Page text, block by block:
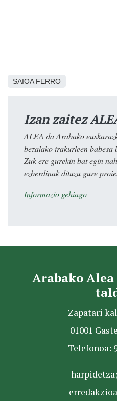
SAIOA FERRO
Izan zaitez
ALEA da Arabako
bezalako irakurleen babesa
Zuk ere gurekin bat egin
ezberdinak dituzu gure
Informazio gehiago
Arabako
Zapatari
01001
Telefonoa: